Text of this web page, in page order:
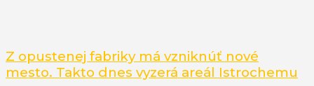
Z opustenej fabriky má vzniknúť nové
mesto. Takto dnes vyzerá areál Istrochemu